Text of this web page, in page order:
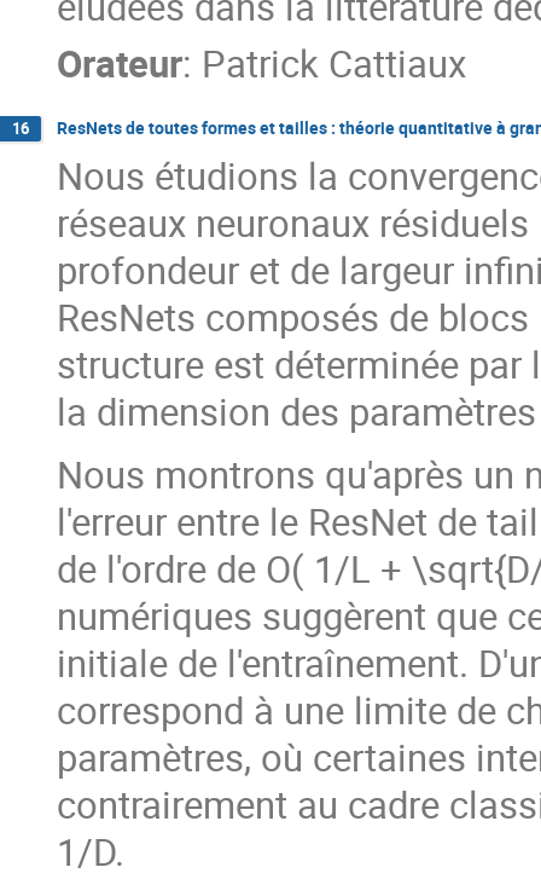
Orateur: Patrick Cattiaux
16 ResNets de toutes formes et tailles : théorie quantitative à
Nous étudions la
réseaux neuronaux
profondeur et de largeur
ResNets composés de
structure est déterminée par
la dimension des paramètres
Nous montrons qu'après un
l'erreur entre le ResNet de
de l'ordre de O( 1/L +
numériques suggèrent que
initiale de l'entraînement.
correspond à une limite de
paramètres, où certaines
contrairement au cadre
1/D.